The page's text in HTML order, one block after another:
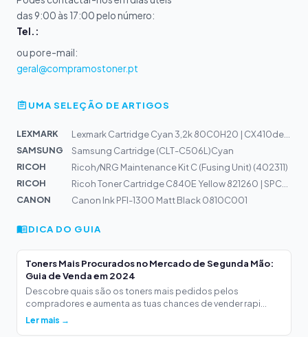
das 9:00 às 17:00 pelo número:
Tel.:
ou por e-mail:
geral@compramostoner.pt
UMA SELEÇÃO DE ARTIGOS
LEXMARK
SAMSUNG
Samsung Cartridge (CLT-C506L)Cyan
RICOH
Ricoh/NRG Maintenance Kit C (Fusing Unit) (402311)
RICOH
CANON
Canon Ink PFI-1300 Matt Black 0810C001
DICA DO GUIA
Toners Mais Procurados no Mercado de Segunda Mão:
Guia de Venda em 2024
Descobre quais são os toners mais pedidos pelos
compradores e aumenta as tuas chances de vender rapi...
Ler mais →